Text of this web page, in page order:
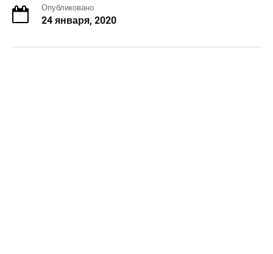
Опубликовано
24 января, 2020